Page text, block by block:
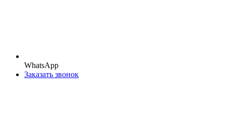
WhatsApp
Заказать звонок